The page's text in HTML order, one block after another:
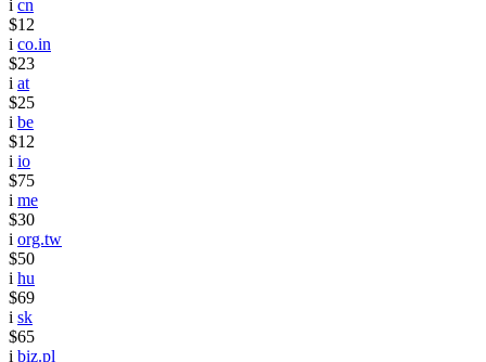
i cn
$12
i co.in
$23
i at
$25
i be
$12
i io
$75
i me
$30
i org.tw
$50
i hu
$69
i sk
$65
i biz.pl